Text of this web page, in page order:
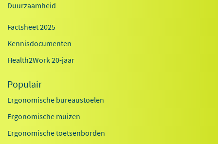
Duurzaamheid
Factsheet 2025
Kennisdocumenten
Health2Work 20-jaar
Populair
Ergonomische bureaustoelen
Ergonomische muizen
Ergonomische toetsenborden